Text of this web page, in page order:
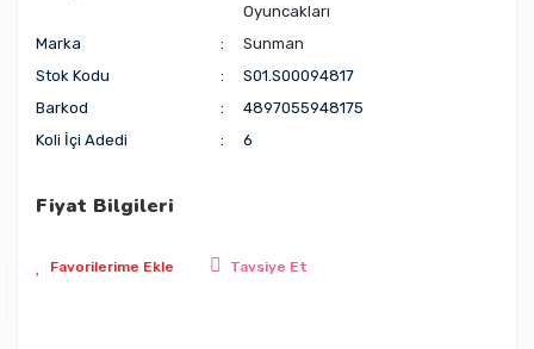
Oyuncakları
Marka
Sunman
Stok Kodu
S01.S00094817
Barkod
4897055948175
Koli İçi Adedi
6
Fiyat Bilgileri
Tavsiye Et